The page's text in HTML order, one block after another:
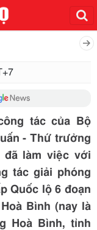
tác của Bộ
- Thứ trưởng
đã làm việc với
tác giải phóng
Quốc lộ 6 đoạn
Bình (nay là
Hoà Bình, tỉnh